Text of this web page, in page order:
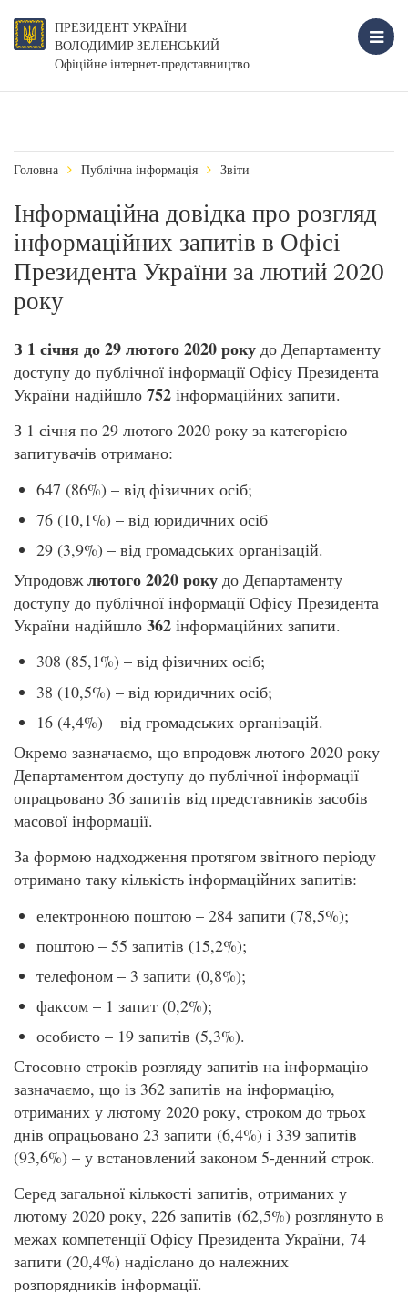
ПРЕЗИДЕНТ УКРАЇНИ
ВОЛОДИМИР ЗЕЛЕНСЬКИЙ
Офіційне інтернет-представництво
Головна Публічна інформація Звіти
Інформаційна довідка про розгляд
інформаційних запитів в Офісі
Президента України за лютий 2020
року
З 1 січня до 29 лютого 2020 року до Департаменту
доступу до публічної інформації Офісу Президента
України надійшло 752 інформаційних запити.
З 1 січня по 29 лютого 2020 року за категорією
запитувачів отримано:
647 (86%) – від фізичних осіб;
76 (10,1%) – від юридичних осіб
29 (3,9%) – від громадських організацій.
Упродовжлютого 2020 року до Департаменту
доступу до публічної інформації Офісу Президента
України надійшло 362 інформаційних запити.
308 (85,1%) – від фізичних осіб;
38 (10,5%) – від юридичних осіб;
16 (4,4%) – від громадських організацій.
Окремо зазначаємо, що впродовж лютого 2020 року
Департаментом доступу до публічної інформації
опрацьовано 36 запитів від представників засобів
масової інформації.
За формою надходження протягом звітного періоду
отримано таку кількість інформаційних запитів:
електронною поштою – 284 запити (78,5%);
поштою – 55 запитів (15,2%);
телефоном – 3 запити (0,8%);
факсом – 1 запит (0,2%);
особисто – 19 запитів (5,3%).
Стосовно строків розгляду запитів на інформацію
зазначаємо, що із 362 запитів на інформацію,
отриманих у лютому 2020 року, строком до трьох
днів опрацьовано 23 запити (6,4%) і 339 запитів
(93,6%) – у встановлений законом 5-денний строк.
Серед загальної кількості запитів, отриманих у
лютому 2020 року, 226 запитів (62,5%) розглянуто в
межах компетенції Офісу Президента України, 74
запити (20,4%) надіслано до належних
розпорядників інформації.